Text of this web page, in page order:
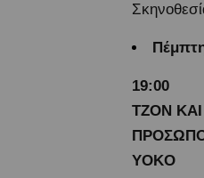
19:00
ΤΖΟΝ
ΠΡΟΣΩΠΟ
YOKO